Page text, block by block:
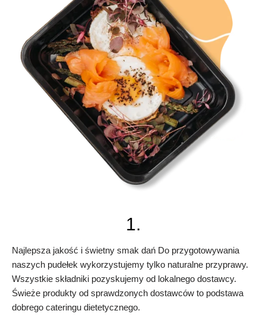
1.
Najlepsza jakość i świetny smak dań Do przygotowywania
naszych pudełek wykorzystujemy tylko naturalne przyprawy.
Wszystkie składniki pozyskujemy od lokalnego dostawcy.
Świeże produkty od sprawdzonych dostawców to podstawa
dobrego cateringu dietetycznego.